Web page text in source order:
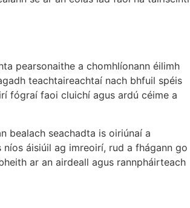
pearsonaithe a chomhlíonann éilimh
teachtaireachtaí nach bhfuil spéis
fógraí faoi cluichí agus ardú céime a
bealach seachadta is oiriúnaí a
áisiúil ag imreoirí, rud a fhágann go
ar an airdeall agus rannpháirteach